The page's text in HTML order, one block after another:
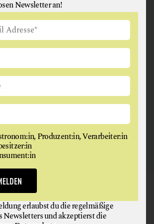
ARTHUR
Newsletter an!
Produzent:in, Verarbeiter:in
erlaubst du die regelmäßige
Newsletters und akzeptierst die